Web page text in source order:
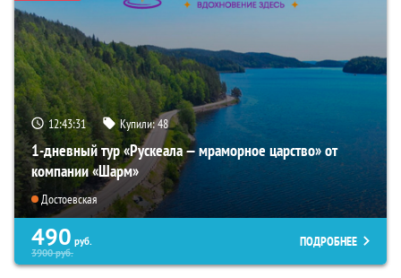
12:43:30 Купили:48
1-дневный тур «Рускеала — мраморное царство» от
компании «Шарм»
Достоевская
490 руб.
3900руб.
ПОДРОБНЕЕ